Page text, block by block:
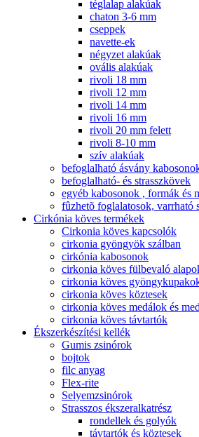
téglalap alakúak
chaton 3-6 mm
cseppek
navette-ek
négyzet alakúak
ovális alakúak
rivoli 18 mm
rivoli 12 mm
rivoli 14 mm
rivoli 16 mm
rivoli 20 mm felett
rivoli 8-10 mm
szív alakúak
befoglalható ásvány
befoglalható- és strasszkövek
egyéb kabosonok , formák és
fûzhetõ foglalatosok, varrható
Cirkónia köves termékek
Cirkonia köves kapcsolók
cirkonia gyöngyök szálban
cirkónia kabosonok
cirkonia köves fülbevaló
cirkonia köves
cirkonia köves köztesek
cirkonia köves medálok és
cirkonia köves távtartók
Ékszerkészítési kellék
Gumis zsinórok
bojtok
filc anyag
Flex-rite
Selyemzsinórok
Strasszos ékszeralkatrész
rondellek és golyók
távtartók és köztesek